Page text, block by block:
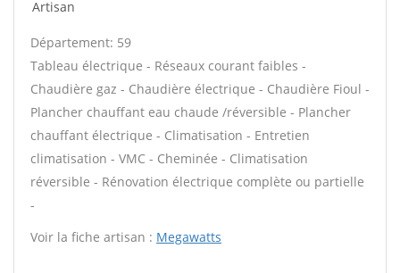
Artisan
Département: 59
Tableau électrique - Réseaux courant faibles -
Chaudière gaz - Chaudière électrique - Chaudière Fioul -
Plancher chauffant eau chaude /réversible - Plancher
chauffant électrique - Climatisation - Entretien
climatisation - VMC - Cheminée - Climatisation
réversible - Rénovation électrique complète ou partielle
-
Voir la fiche artisan : Megawatts